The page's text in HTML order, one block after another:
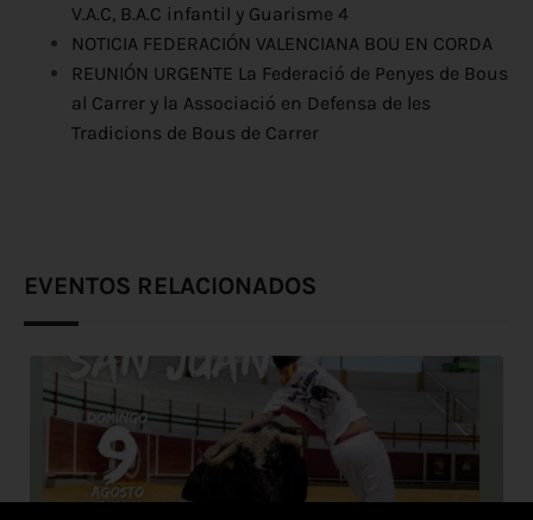
V.A.C, B.A.C infantil y Guarisme 4
NOTICIA FEDERACIÓN VALENCIANA BOU EN CORDA
REUNIÓN URGENTE La Federació de Penyes de Bous
al Carrer y la Associació en Defensa de les
Tradicions de Bous de Carrer
EVENTOS RELACIONADOS